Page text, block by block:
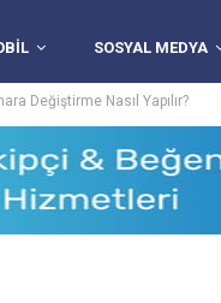
SOSYAL MEDYA
Değiştirme Nasıl Yapılır?